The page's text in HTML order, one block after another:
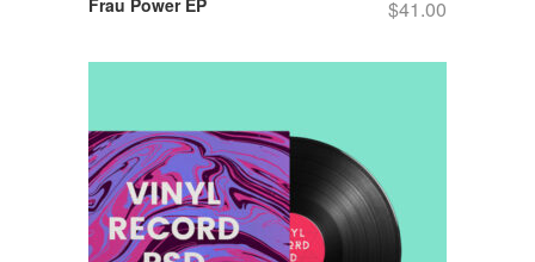
Frau Power EP $41.00